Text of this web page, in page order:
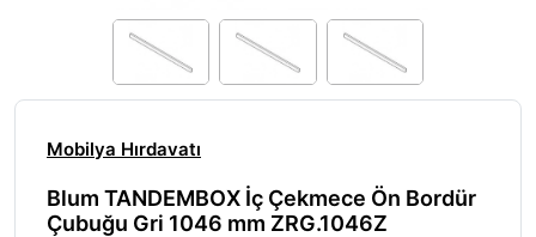
Mobilya Hırdavatı
Blum TANDEMBOX İç Çekmece Ön Bordür
Çubuğu Gri 1046 mm ZRG.1046Z